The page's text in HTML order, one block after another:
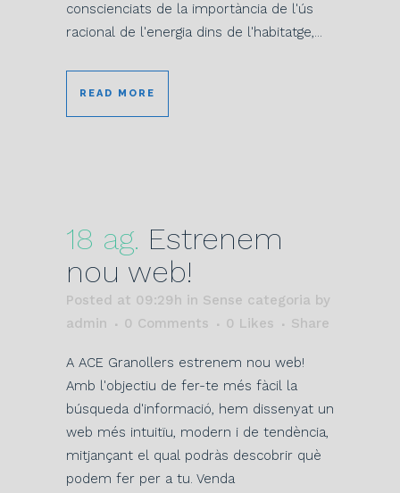
conscienciats de la importància de l'ús
racional de l'energia dins de l'habitatge,...
READ MORE
18 ag. Estrenem
nou web!
Posted at 09:29h in Sense categoria by
admin
0 Comments 0 Likes Share
A ACE Granollers estrenem nou web!
Amb l'objectiu de fer-te més fàcil la
búsqueda d'informació, hem dissenyat un
web més intuitïu, modern i de tendència,
mitjançant el qual podràs descobrir què
podem fer per a tu. Venda